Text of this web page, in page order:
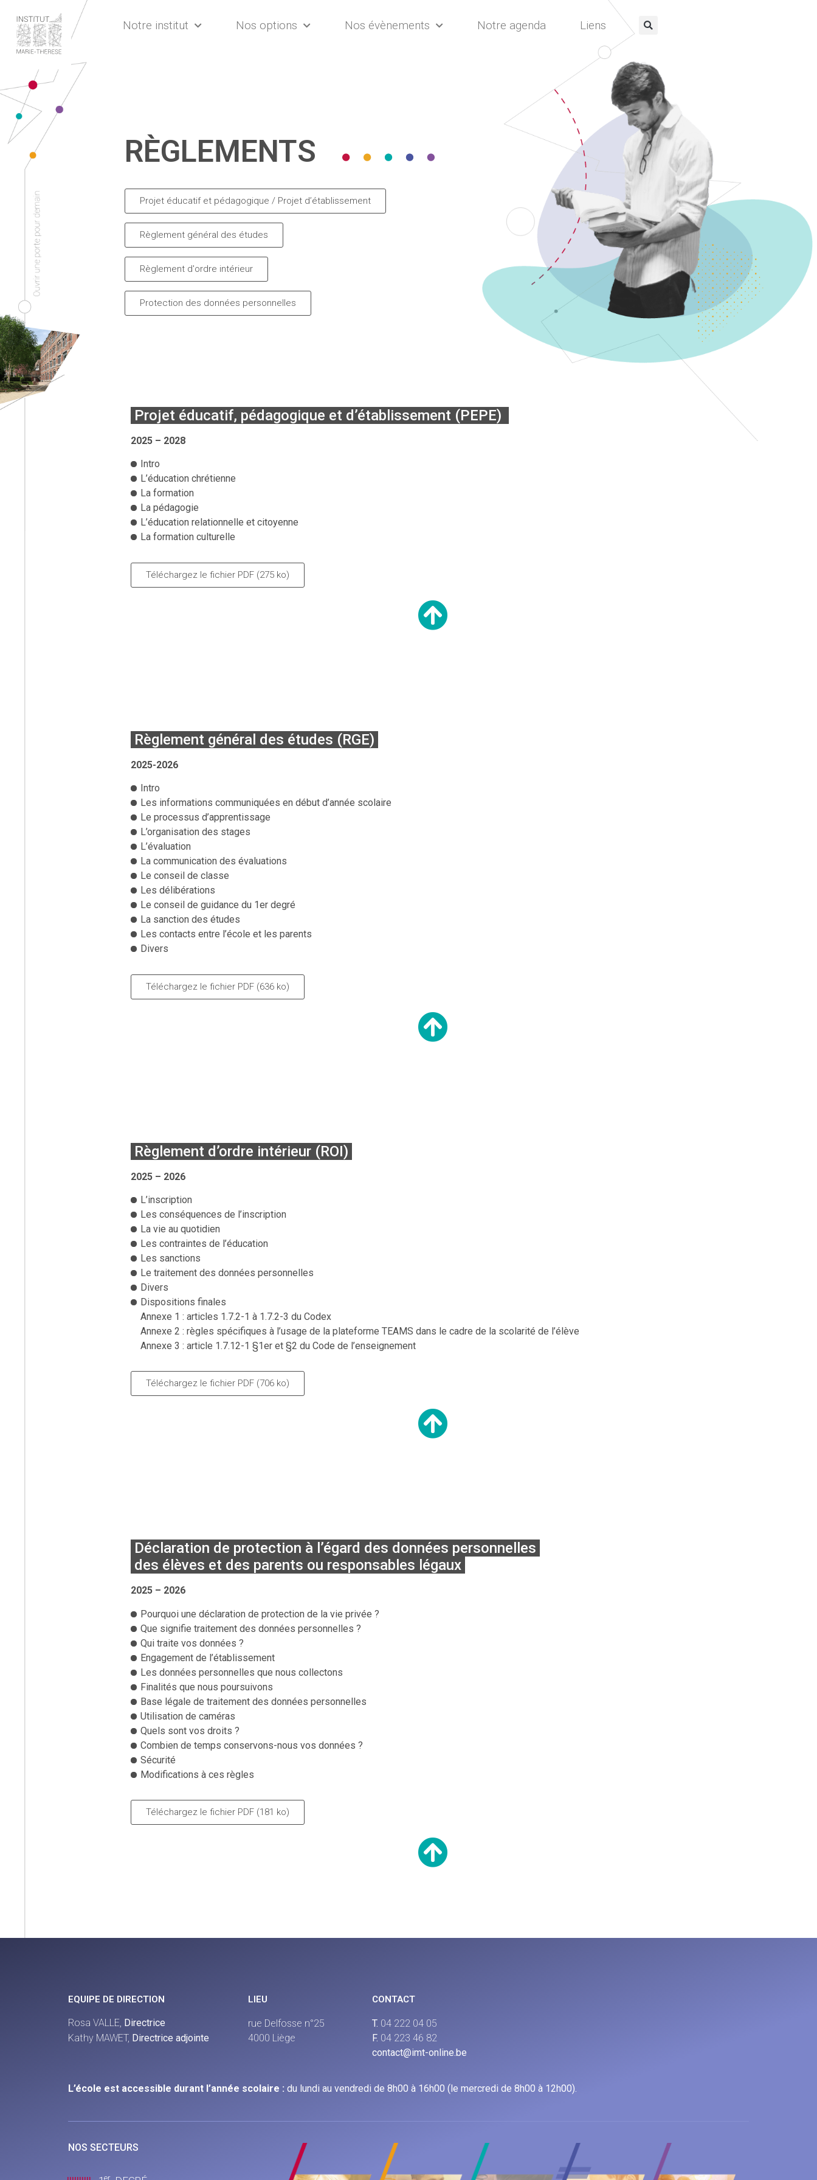
Notre institut Nos options Nos évènements Notre agenda Liens
RÈGLEMENTS
Projet éducatif et pédagogique / Projet d’établissement
Règlement général des études
Règlement d'ordre intérieur
Protection des données personnelles
Projet éducatif, pédagogique et d’établissement (PEPE)
2025 – 2028
Intro
L’éducation chrétienne
La formation
La pédagogie
L’éducation relationnelle et citoyenne
La formation culturelle
Téléchargez le fichier PDF (275 ko)
Règlement général des études (RGE)
2025-2026
Intro
Les informations communiquées en début d’année scolaire
Le processus d’apprentissage
L’organisation des stages
L’évaluation
La communication des évaluations
Le conseil de classe
Les délibérations
Le conseil de guidance du 1er degré
La sanction des études
Les contacts entre l’école et les parents
Divers
Téléchargez le fichier PDF (636 ko)
Règlement d’ordre intérieur (ROI)
2025 – 2026
L’inscription
Les conséquences de l’inscription
La vie au quotidien
Les contraintes de l’éducation
Les sanctions
Le traitement des données personnelles
Divers
Dispositions finales
Annexe 1 : articles 1.7.2-1 à 1.7.2-3 du Codex
Annexe 2 : règles spécifiques à l’usage de la plateforme TEAMS dans le cadre de la scolarité de l’élève
Annexe 3 : article 1.7.12-1 §1er et §2 du Code de l’enseignement
Téléchargez le fichier PDF (706 ko)
Déclaration de protection à l’égard des données personnelles
des élèves et des parents ou responsables légaux
2025 – 2026
Pourquoi une déclaration de protection de la vie privée ?
Que signifie traitement des données personnelles ?
Qui traite vos données ?
Engagement de l’établissement
Les données personnelles que nous collectons
Finalités que nous poursuivons
Base légale de traitement des données personnelles
Utilisation de caméras
Quels sont vos droits ?
Combien de temps conservons-nous vos données ?
Sécurité
Modifications à ces règles
Téléchargez le fichier PDF (181 ko)
EQUIPE DE DIRECTION
Rosa VALLE, Directrice
Kathy MAWET, Directrice adjointe
LIEU
rue Delfosse n°25
4000 Liège
CONTACT
T. 04 222 04 05
F. 04 223 46 82
contact@imt-online.be
L’école est accessible durant l’année scolaire : du lundi au vendredi de 8h00 à 16h00 (le mercredi de 8h00 à 12h00).
NOS SECTEURS
er